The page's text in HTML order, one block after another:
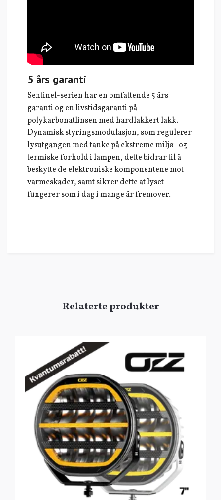
5 års garanti
Sentinel-serien har en omfattende 5 års
garanti og en livstidsgaranti på
polykarbonatlinsen med hardlakkert lakk.
Dynamisk styringsmodulasjon, som regulerer
lysutgangen med tanke på ekstreme miljø- og
termiske forhold i lampen, dette bidrar til å
beskytte de elektroniske komponentene mot
varmeskader, samt sikrer dette at lyset
fungerer som i dag i mange år fremover.